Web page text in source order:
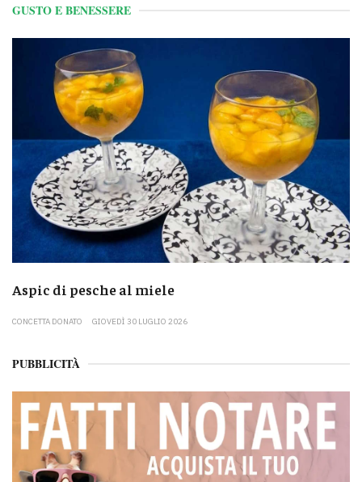
GUSTO E BENESSERE
Aspic di pesche al miele
CONCETTA DONATO GIOVEDÌ 30 LUGLIO 2026
PUBBLICITÀ